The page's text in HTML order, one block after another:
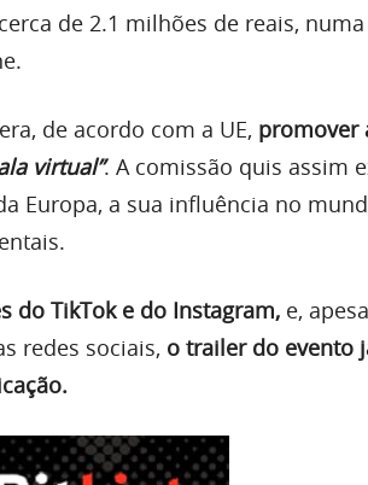
de 2.1 milhões de reais, numa
de acordo com a UE, promover
virtual”. A comissão quis assim
Europa, a sua influência no
do TikTok e do Instagram, e,
redes sociais, o trailer do evento